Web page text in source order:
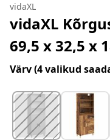
vidaXL
vidaXL
69,5 x 32,5 x
Värv(4 valikud